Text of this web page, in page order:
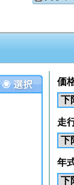
価
走
年